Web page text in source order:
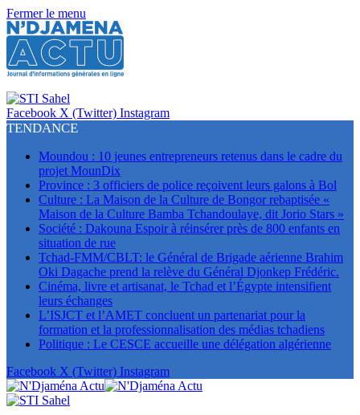
Fermer le menu
Facebook X (Twitter) Instagram
TENDANCE
Moundou : 10 jeunes entrepreneurs retenus dans le cadre du
projet MounDix
Province : 3 officiers de police reçoivent leurs galons à Bol
Culture : La Maison de la Culture de Bongor rebaptisée «
Maison de la Culture Bamba Tchandoulaye, dit Jorio Stars »
Société : Dakouna Espoir à réinsérer près de 800 enfants en
situation de rue
Tchad-FMM/CBLT: le Général de Brigade aérienne Brahim
Oki Dagache prend la relève du Général Djonkep Frédéric.
Cinéma, livre et artisanat, le Tchad et l’Égypte intensifient
leurs échanges
L’ISJCT et l’AMET concluent un partenariat pour la
formation et la professionnalisation des médias tchadiens
Politique : Le CESCE accueille une délégation algérienne
Facebook X (Twitter) Instagram